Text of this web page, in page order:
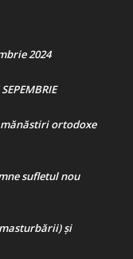
2024
ortodoxe
sufletul nou
şi